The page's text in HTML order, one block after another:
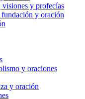
y profecías
y oración
y oraciones
y oración